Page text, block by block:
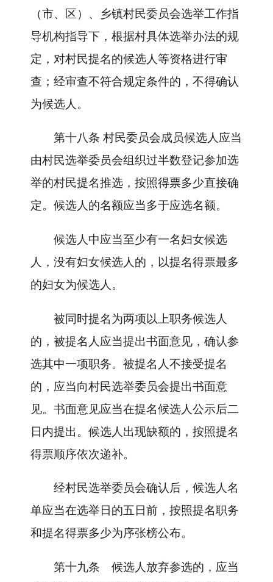
（市、区）、乡镇村民委员会选举工作指
导机构指导下，根据村具体选举办法的规
定，对村民提名的候选人等资格进行审
查；经审查不符合规定条件的，不得确认
为候选人。
第十八条 村民委员会成员候选人应当
由村民选举委员会组织过半数登记参加选
举的村民提名推选，按照得票多少直接确
定。候选人的名额应当多于应选名额。
候选人中应当至少有一名妇女候选
人，没有妇女候选人的，以提名得票最多
的妇女为候选人。
被同时提名为两项以上职务候选人
的，被提名人应当提出书面意见，确认参
选其中一项职务。被提名人不接受提名
的，应当向村民选举委员会提出书面意
见。书面意见应当在提名候选人公示后二
日内提出。候选人出现缺额的，按照提名
得票顺序依次递补。
经村民选举委员会确认后，候选人名
单应当在选举日的五日前，按照提名职务
和提名得票多少为序张榜公布。
第十九条 候选人放弃参选的，应当